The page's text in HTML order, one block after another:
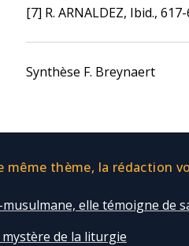
[7] R. ARNALDEZ, Ibid.,
Synthèse F. Breynaert
même thème, la rédaction
musulmane, elle témoigne de
mystère de la liturgie